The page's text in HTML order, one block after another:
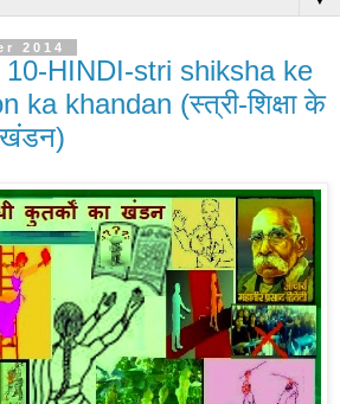
2014
HINDI-stri shiksha ke
ka khandan (स्त्री-शिक्षा के
खंडन)